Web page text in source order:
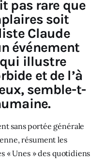
pas rare que
soit
Claude
événement
illustre
et de l’à
semble-t-
sans portée générale
résument les
Unes » des quotidiens